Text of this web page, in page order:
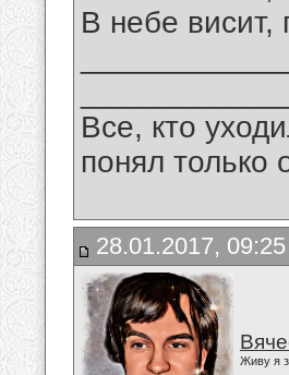
В небе висит,
Все, кто
понял только
28.01.2017, 09:25
Живу я